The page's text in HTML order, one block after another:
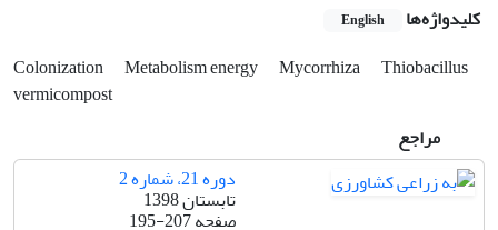
کلیدواژه‌ها English
Colonization Metabolism energy Mycorrhiza
Thiobacillus
vermicompost
مراجع
دوره 21، شماره 2
تابستان 1398
صفحه195-207